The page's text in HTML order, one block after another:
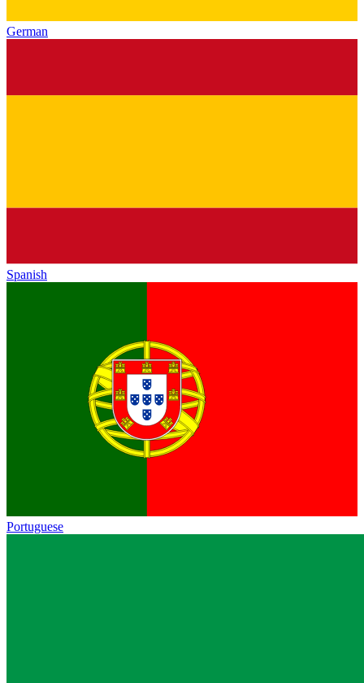
German
Spanish
Portuguese